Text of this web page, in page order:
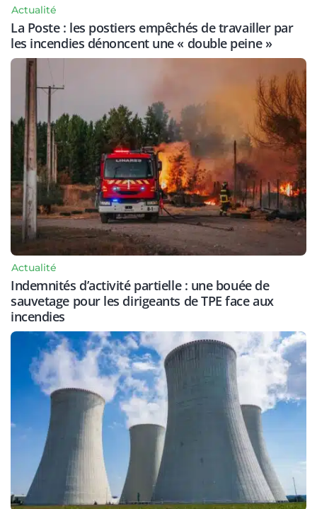
Actualité
La Poste : les postiers empêchés de travailler par
les incendies dénoncent une « double peine »
Actualité
Indemnités d’activité partielle : une bouée de
sauvetage pour les dirigeants de TPE face aux
incendies